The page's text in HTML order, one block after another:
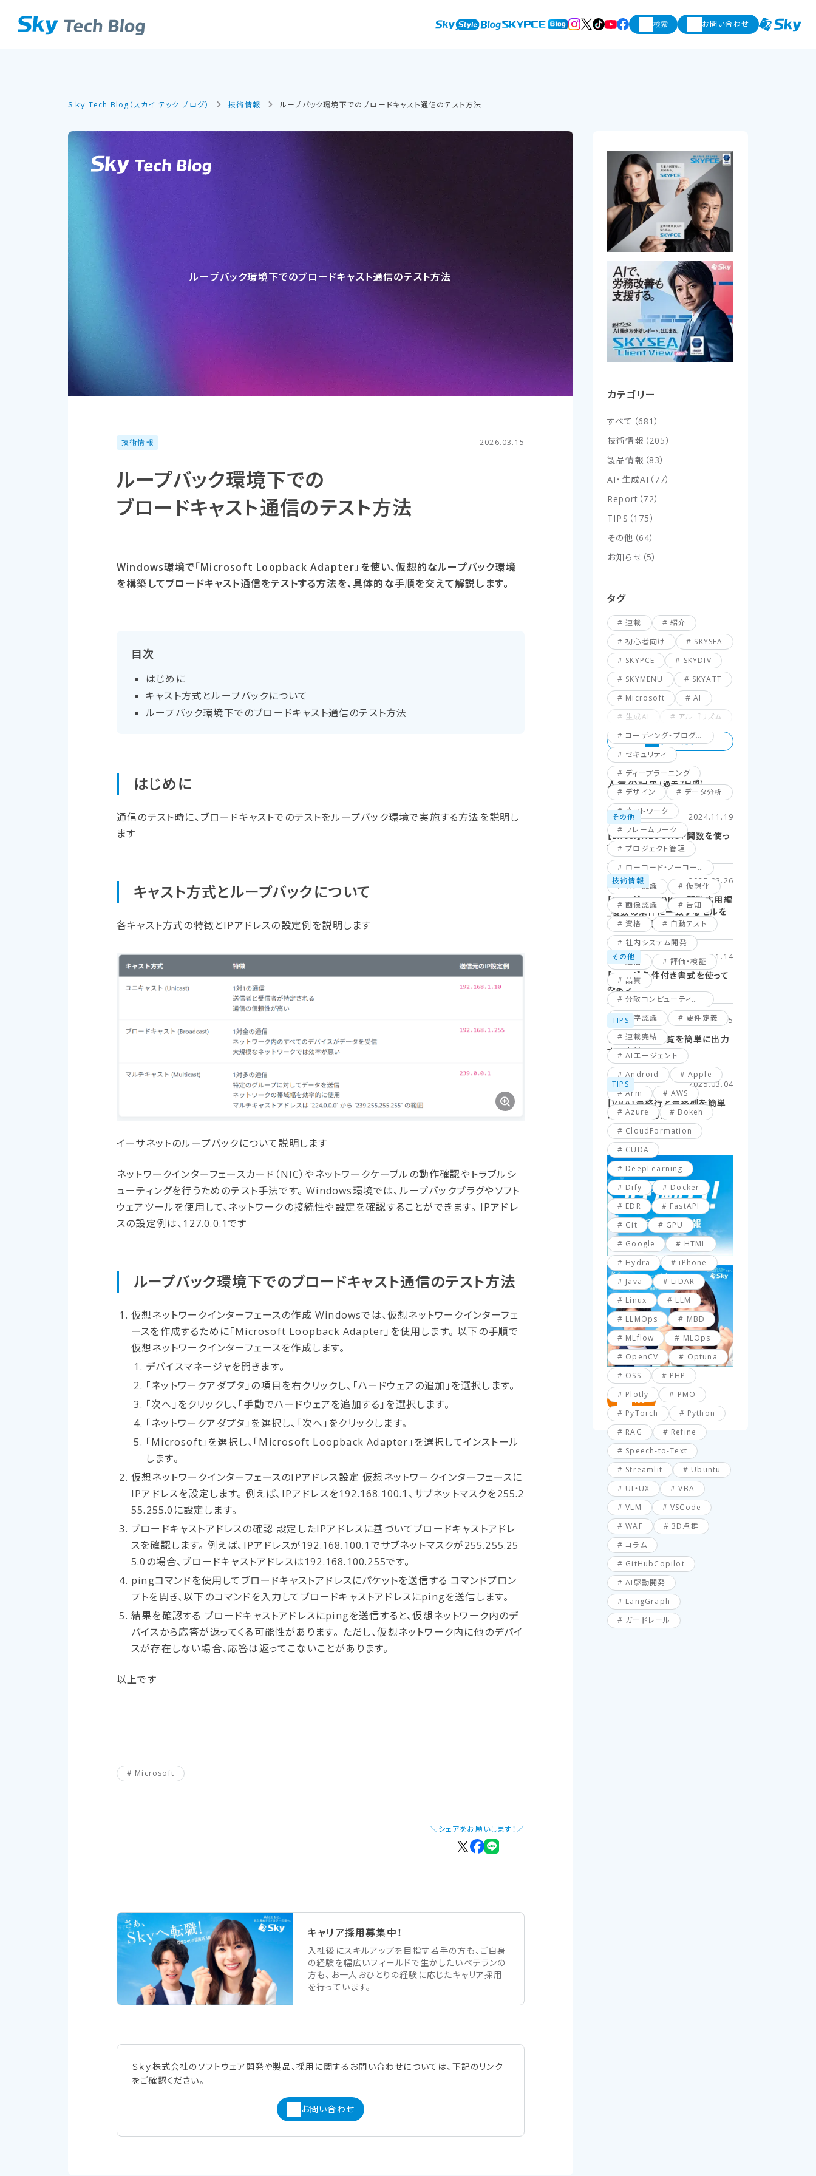
検索 お問い合わせ
Ｓｋｙ Tech Blog（スカイ テック ブログ） 技術情報 ループバック環境下でのブロードキャスト通信のテスト方法
ループバック環境下での​ブロードキャスト通信の​テスト方​法
技術情報 2026.03.15
ループバック環境下での​
ブロードキャスト通信の​テスト方​法
Windows環境で「Microsoft Loopback Adapter」を使い、仮想的なループバック環境
を構築してブロードキャスト通信をテストする方法を、具体的な手順を交えて解説します。
目次
はじめに
キャスト方​式と​ループバックに​ついて
ループバック環境下での​ブロードキャスト通信の​テスト方​法
はじめに
通信のテスト時に、ブロードキャストでのテストをループバック環境で実施する方法を説明し
ます
キャスト方​式と​ループバックに​ついて
各キャスト方式の特徴とIPアドレスの設定例を説明します
イーサネットのループバックについて説明します
ネットワークインターフェースカード（NIC）やネットワークケーブルの動作確認やトラブルシ
ューティングを行うためのテスト手法です。 Windows環境では、ループバックプラグやソフト
ウェアツールを使用して、ネットワークの接続性や設定を確認することができます。 IPアドレ
スの設定例は、127.0.0.1です
ループバック環境下での​ブロードキャスト通信の​テスト方​法
仮想ネットワークインターフェースの作成 Windowsでは、仮想ネットワークインターフェ
ースを作成するために「Microsoft Loopback Adapter」を使用します。 以下の手順で
仮想ネットワークインターフェースを作成します。
デバイスマネージャを開きます。
「ネットワークアダプタ」の項目を右クリックし、「ハードウェアの追加」を選択します。
「次へ」をクリックし、「手動でハードウェアを追加する」を選択します。
「ネットワークアダプタ」を選択し、「次へ」をクリックします。
「Microsoft」を選択し、「Microsoft Loopback Adapter」を選択してインストール
します。
仮想ネットワークインターフェースのIPアドレス設定 仮想ネットワークインターフェースに
IPアドレスを設定します。 例えば、IPアドレスを192.168.100.1、サブネットマスクを255.2
55.255.0に設定します。
ブロードキャストアドレスの確認 設定したIPアドレスに基づいてブロードキャストアドレ
スを確認します。 例えば、IPアドレスが192.168.100.1でサブネットマスクが255.255.25
5.0の場合、ブロードキャストアドレスは192.168.100.255です。
pingコマンドを使用してブロードキャストアドレスにパケットを送信する コマンドプロン
プトを開き、以下のコマンドを入力してブロードキャストアドレスにpingを送信します。
結果を確認する ブロードキャストアドレスにpingを送信すると、仮想ネットワーク内のデ
バイスから応答が返ってくる可能性があります。 ただし、仮想ネットワーク内に他のデバイ
スが存在しない場合、応答は返ってこないことがあります。
以上です
Microsoft
＼シェアをお願いします！／
キャリア採用募集中！
入社後にスキルアップを目指す若手の方も、ご自身
の経験を幅広いフィールドで生かしたいベテランの
方も、お一人おひとりの経験に応じたキャリア採用
を行っています。
Ｓｋｙ株式会社のソフトウェア開発や製品、採用に関するお問い合わせについては、下記のリンク
をご確認ください。
お問い合わせ
カテゴリー
すべて （681）
技術情報 （205）
製品情報 （83）
AI・生成AI （77）
Report （72）
TIPS （175）
その他 （64）
お知らせ （5）
タグ
連載
紹介
初心者向け
SKYSEA
SKYPCE
SKYDIV
SKYMENU
SKYATT
Microsoft
AI
生成AI
アルゴリズム
コーディング・プログラミング
セキュリティ
ディープラーニング
デザイン
データ分析
ネットワーク
フレームワーク
プロジェクト管理
ローコード・ノーコード
音声認識
仮想化
画像認識
告知
資格
自動テスト
社内システム開発
通信
評価・検証
品質
分散コンピューティング
文字認識
要件定義
連載完結
AIエージェント
Android
Apple
Arm
AWS
Azure
Bokeh
CloudFormation
CUDA
DeepLearning
Dify
Docker
EDR
FastAPI
Git
GPU
Google
HTML
Hydra
iPhone
Java
LiDAR
Linux
LLM
LLMOps
MBD
MLflow
MLOps
OpenCV
Optuna
OSS
PHP
Plotly
PMO
PyTorch
Python
RAG
Refine
Speech-to-Text
Streamlit
Ubuntu
UI・UX
VBA
VLM
VSCode
WAF
3D点群
コラム
GitHubCopilot
AI駆動開発
LangGraph
ガードレール
人気の記事（過去7日間）
その他 2024.11.19
【Excel】XLOOKUP関数を使っ
てみよう！
技術情報 2025.02.26
【Excel】XLOOKUP関数応用編
_複数の条件に一致するセルを
探してみよう！
その他 2024.11.14
【Excel】条件付き書式を使って
みよう
TIPS 2025.06.15
ファイル名の一覧を簡単に出力
する方法
TIPS 2025.03.04
【VBA】最終行と最終列を簡単
に取得する方法
RSS